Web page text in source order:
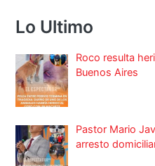
Lo Ultimo
Roco resulta
Buenos Aires
Pastor Mario
arresto